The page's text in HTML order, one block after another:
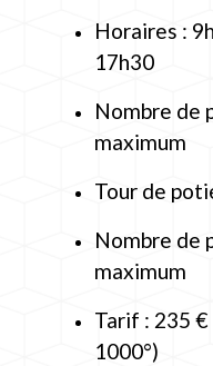
Horaires :
17h30
Nombre de
maximum
Tour de
Nombre de
maximum
Tarif : 235
1000°)